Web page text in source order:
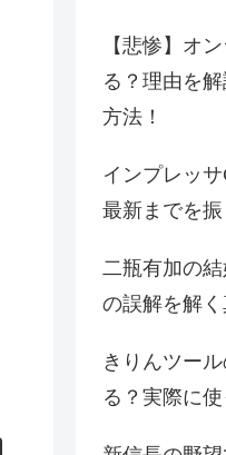
【悲惨】オ
る？理由を
方法！
インプレッ
最新までを振
二瓶有加の
の誤解を解く
きりんツー
る？実際に使